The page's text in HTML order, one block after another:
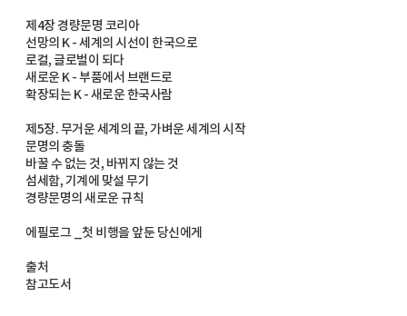
제4장 경량문명 코리아
선망의 K - 세계의 시선이 한국으로
로컬, 글로벌이 되다
새로운 K - 부품에서 브랜드로
확장되는 K - 새로운 한국사람
제5장. 무거운 세계의 끝, 가벼운 세계의 시작
문명의 충돌
바꿀 수 없는 것, 바뀌지 않는 것
섬세함, 기계에 맞설 무기
경량문명의 새로운 규칙
에필로그 _첫 비행을 앞둔 당신에게
출처
참고도서